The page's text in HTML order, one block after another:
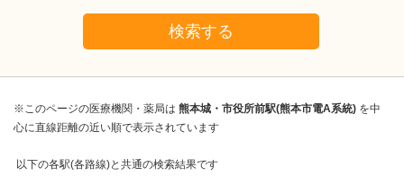
検索する
※このページの医療機関・薬局は 熊本城・市役所前駅(熊本市電A系統) を中
心に直線距離の近い順で表示されています
以下の各駅(各路線)と共通の検索結果です